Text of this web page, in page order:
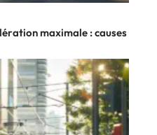
maximale : causes